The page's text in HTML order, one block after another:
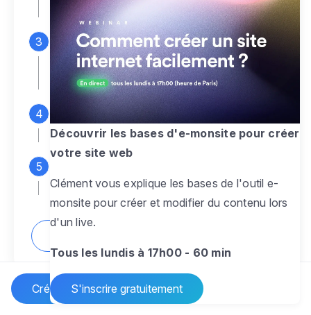
Créer un site Internet
espace d'administration
Personnalisez entièrement le
designpour créer un site web sur-mesure,
à votre image
Ajoutez des pagessans limite pour
présenter votre activité, votre passion
pour rendre votre site dynamique
Découvrir les bases d'e-monsite pour créer
votre site web
Clément vous explique les bases de l'outil e-
monsite pour créer et modifier du contenu lors
d'un live.
Tous les lundis à 17h00 - 60 min
S'inscrire gratuitement